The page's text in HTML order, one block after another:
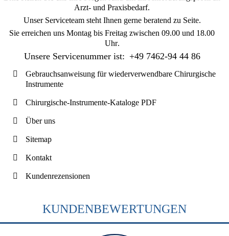
Arzt- und Praxisbedarf.
Unser Serviceteam steht Ihnen gerne beratend zu Seite.
Sie erreichen uns Montag bis Freitag zwischen 09.00 und 18.00
Uhr.
Unsere Servicenummer ist: +49 7462-94 44 86
Gebrauchsanweisung für wiederverwendbare Chirurgische
Instrumente
Chirurgische-Instrumente-Kataloge PDF
Über uns
Sitemap
Kontakt
Kundenrezensionen
KUNDENBEWERTUNGEN